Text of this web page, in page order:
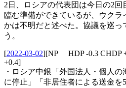
2日、ロシアの代表団は今日の2
臨む準備ができているが、ウクラ
かは不明だと述べた。協議を巡っ
う。
[2022-03-02][NP HDP -0.3 CHDP
+0.4]
・ロシア中銀「外国法人・個人
に停止」「非居住者による送金を